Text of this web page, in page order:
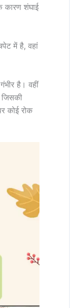
कारण शंघाई
में है, वहां
है। वहीं
जिसकी
कोई रोक